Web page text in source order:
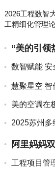
2026工程数智
工精细化管理
“美的引领
数智赋能
慧聚星空 智
美的空调在
2025苏州多
阿里妈妈
工程项目管